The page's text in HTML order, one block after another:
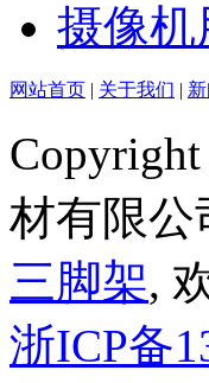
摄像机
网站首页 | 关于我们 |
材有限公
三脚架,
浙ICP备